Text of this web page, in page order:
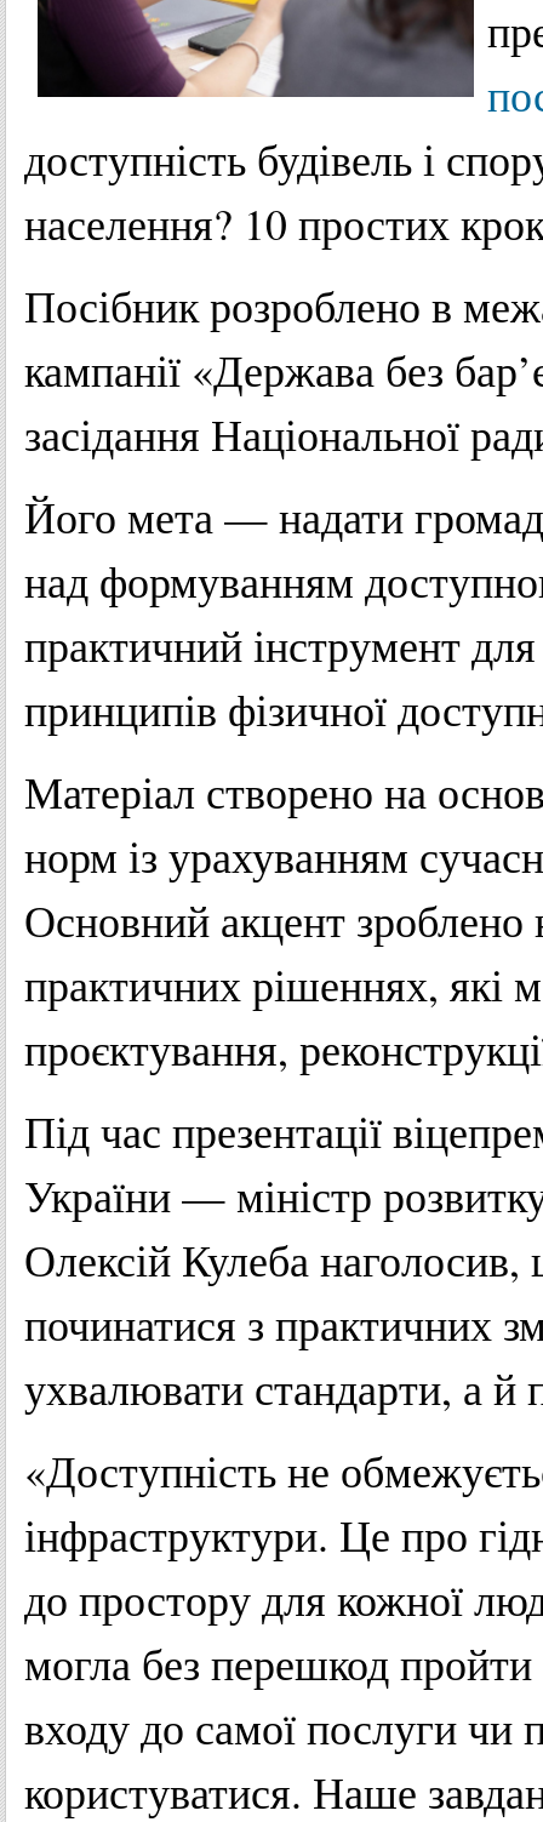
доступність будівель і
населення? 10 простих
Посібник розроблено в
кампанії «Держава без
засідання Національної
Його мета — надати
над формуванням
практичний інструмент
принципів фізичної
Матеріал створено на
норм із урахуванням
Основний акцент зроблено
практичних рішеннях, які
проєктування,
Під час презентації
України — міністр
Олексій Кулеба наголосив,
починатися з практичних
ухвалювати стандарти, а й
«Доступність не
інфраструктури. Це про
до простору для кожної
могла без перешкод
входу до самої послуги
користуватися. Наше